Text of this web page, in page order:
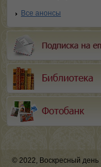
Все анонсы
© 2022, Воскресный день